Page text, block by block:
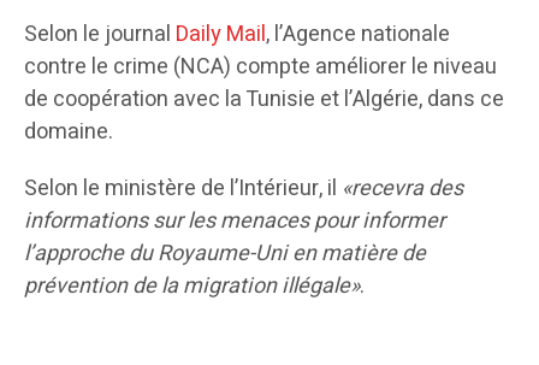
Selon le journal Daily Mail, l’Agence nationale
contre le crime (NCA) compte améliorer le niveau
de coopération avec la Tunisie et l’Algérie, dans ce
domaine.
Selon le ministère de l’Intérieur, il «recevra des
informations sur les menaces pour informer
l’approche du Royaume-Uni en matière de
prévention de la migration illégale».